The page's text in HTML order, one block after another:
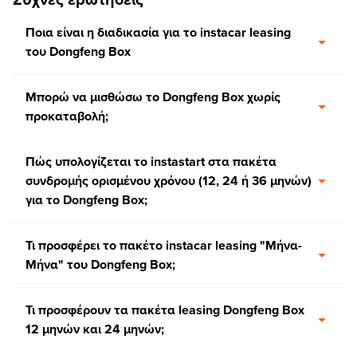
Ποια είναι η διαδικασία για το instacar leasing
του Dongfeng Box
Μπορώ να μισθώσω το Dongfeng Box χωρίς
προκαταβολή;
Πώς υπολογίζεται το instastart στα πακέτα
συνδρομής ορισμένου χρόνου (12, 24 ή 36 μηνών)
για το Dongfeng Box;
Τι προσφέρει το πακέτο instacar leasing "Μήνα-
Μήνα" του Dongfeng Box;
Τι προσφέρουν τα πακέτα leasing Dongfeng Box
12 μηνών και 24 μηνών;